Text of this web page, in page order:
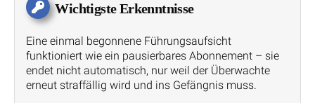
Wichtigste Erkenntnisse
Eine einmal begonnene Führungsaufsicht
funktioniert wie ein pausierbares Abonnement – sie
endet nicht automatisch, nur weil der Überwachte
erneut straffällig wird und ins Gefängnis muss.